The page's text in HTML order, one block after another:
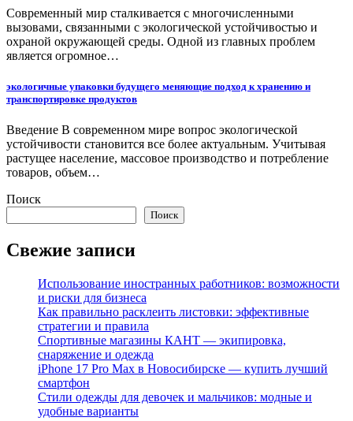
Современный мир сталкивается с многочисленными
вызовами, связанными с экологической устойчивостью и
охраной окружающей среды. Одной из главных проблем
является огромное…
экологичные упаковки будущего меняющие подход к хранению и
транспортировке продуктов
Введение В современном мире вопрос экологической
устойчивости становится все более актуальным. Учитывая
растущее население, массовое производство и потребление
товаров, объем…
Поиск
Поиск
Свежие записи
Использование иностранных работников: возможности
и риски для бизнеса
Как правильно расклеить листовки: эффективные
стратегии и правила
Спортивные магазины КАНТ — экипировка,
снаряжение и одежда
iPhone 17 Pro Max в Новосибирске — купить лучший
смартфон
Стили одежды для девочек и мальчиков: модные и
удобные варианты